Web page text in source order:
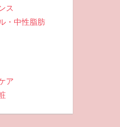
ス
・中性脂肪
ア